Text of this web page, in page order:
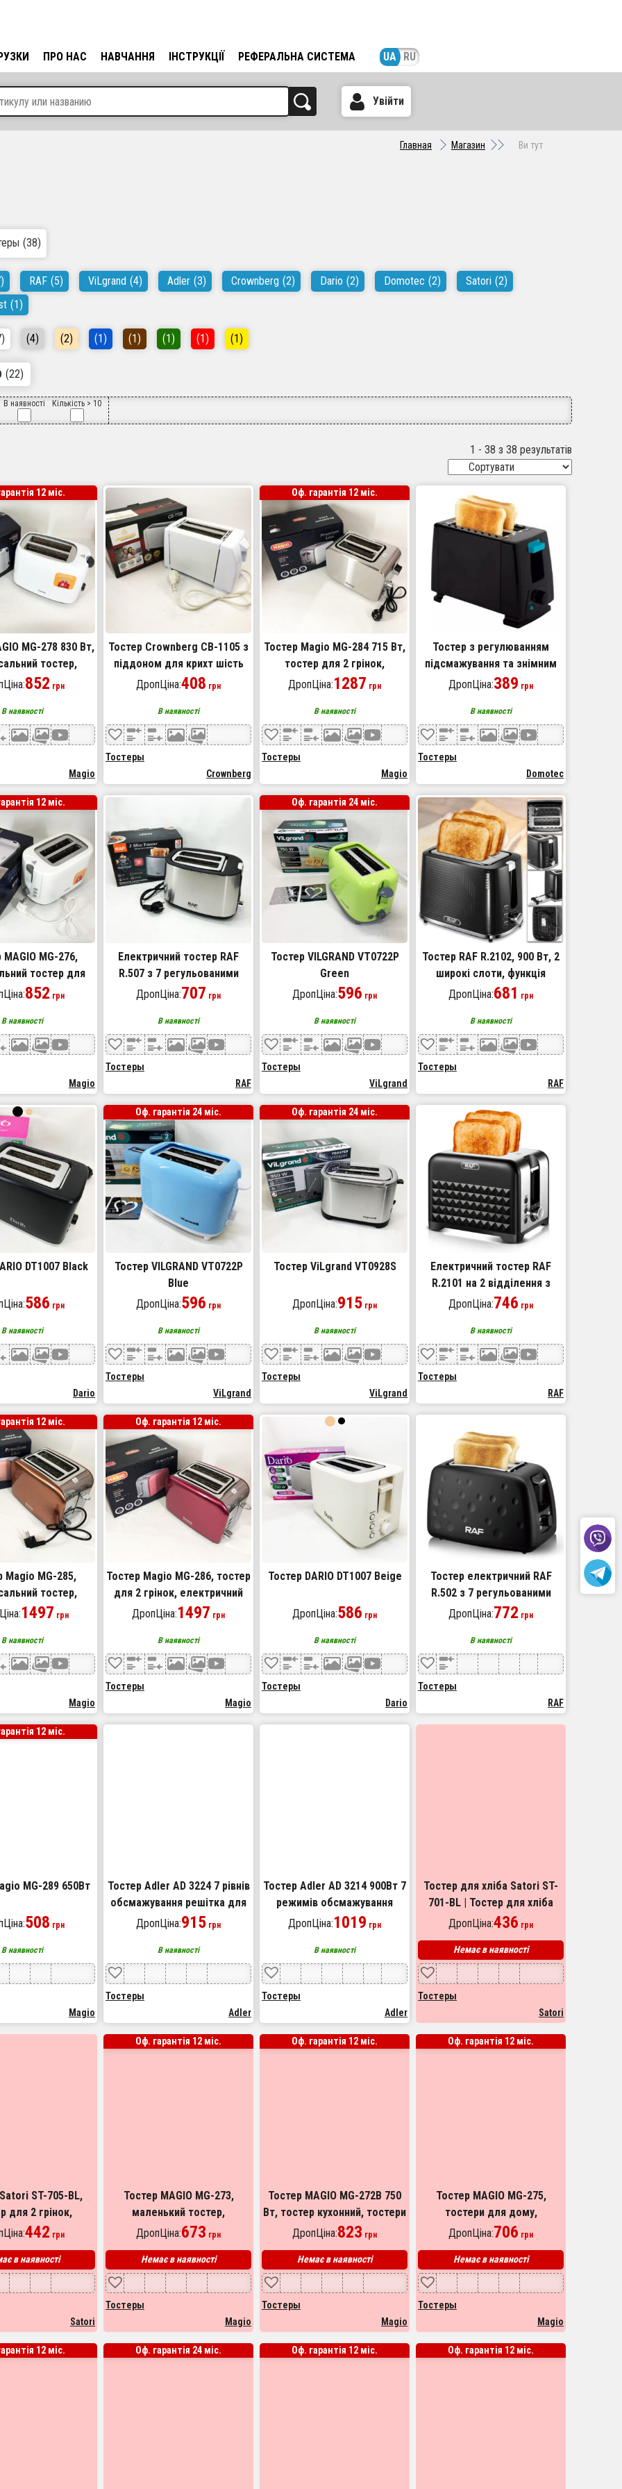
ПРО НАС НАВЧАННЯ ІНСТРУКЦІЇ РЕФЕРАЛЬНА СИСТЕМА UA RU
Увійти
Главная Магазин Ви тут
(38)
RAF (5) ViLgrand (4) Adler (3) Crownberg (2) Dario (2) Domotec (2) Satori (2)
(1)
(4) (2) (1) (1) (1) (1) (1)
(22)
В наявності Кількість > 10
1 - 38 з 38 результатів
MG-278 830 Вт,
тостер,
для дому,
852 грн
В наявності
Magio
12 міс.
Тостер Crownberg CB-1105 з
піддоном для крихт шість
рівнів прожарювання,
кухонний
ДропЦіна:408 грн
В наявності
Тостеры
Crownberg
Тостер Magio MG-284 715 Вт,
тостер для 2 грінок,
електричний горизонтальний
тостер
ДропЦіна:1287 грн
В наявності
Тостеры
Magio
Оф. гарантія 12 міс.
Тостер з регулюванням
підсмажування та знімним
піддоном Domotec MS-263
ДропЦіна:389 грн
В наявності
Тостеры
Domotec
MAGIO MG-276,
тостер для
для 2 грінок
852 грн
В наявності
Magio
12 міс.
Електричний тостер RAF
R.507 з 7 регульованими
рівнями підсмажування та
750 Вт
ДропЦіна:707 грн
В наявності
Тостеры
RAF
Тостер VILGRAND VT0722P
Green
ДропЦіна:596 грн
В наявності
Тостеры
ViLgrand
Оф. гарантія 24 міс.
Тостер RAF R.2102, 900 Вт, 2
широкі слоти, функція
розморожування та підігріву
ДропЦіна:681 грн
В наявності
Тостеры
RAF
DT1007 Black
586 грн
В наявності
Dario
Тостер VILGRAND VT0722P
Blue
ДропЦіна:596 грн
В наявності
Тостеры
ViLgrand
Оф. гарантія 24 міс.
Тостер ViLgrand VT0928S
ДропЦіна:915 грн
В наявності
Тостеры
ViLgrand
Оф. гарантія 24 міс.
Електричний тостер RAF
R.2101 на 2 відділення з
функцією розморожування
рівнями
ДропЦіна:746 грн
В наявності
Тостеры
RAF
Magio MG-285,
тостер,
тостери
побутовий
1497 грн
В наявності
Magio
12 міс.
Тостер Magio MG-286, тостер
для 2 грінок, електричний
горизонтальний тостер
ДропЦіна:1497 грн
В наявності
Тостеры
Magio
Оф. гарантія 12 міс.
Тостер DARIO DT1007 Beige
ДропЦіна:586 грн
В наявності
Тостеры
Dario
Тостер електричний RAF
R.502 з 7 регульованими
рівнями піджарювання
930 Вт
ДропЦіна:772 грн
В наявності
Тостеры
RAF
MG-289 650Вт
508 грн
В наявності
Magio
12 міс.
Тостер Adler AD 3224 7 рівнів
обсмажування решітка для
булочок 850Вт Black
ДропЦіна:915 грн
В наявності
Тостеры
Adler
Тостер Adler AD 3214 900Вт 7
режимів обсмажування
автоматичне вимкнення
ДропЦіна:1019 грн
В наявності
Тостеры
Adler
Тостер для хліба Satori ST-
701-BL | Тостер для хліба
Електро тостер | Тостер для
ДропЦіна:436 грн
Немає в наявності
Тостеры
Satori
ST-705-BL,
для 2 грінок,
горизонтальний
тостер
442 грн
в наявності
Satori
Тостер MAGIO MG-273,
маленький тостер,
тостерниця для бутербродів,
білий
ДропЦіна:673 грн
Немає в наявності
Тостеры
Magio
Оф. гарантія 12 міс.
Тостер MAGIO MG-272B 750
Вт, тостер кухонний, тостери
для дому, тостерниця,
чорний
ДропЦіна:823 грн
Немає в наявності
Тостеры
Magio
Оф. гарантія 12 міс.
Тостер MAGIO MG-275,
тостери для дому,
вертикальний тостер для
ДропЦіна:706 грн
Немає в наявності
Тостеры
Magio
Оф. гарантія 12 міс.
12 міс. Оф. гарантія 24 міс. Оф. гарантія 12 міс. Оф. гарантія 12 міс.